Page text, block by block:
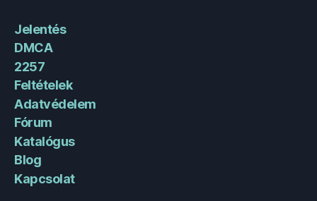
Jelentés
DMCA
2257
Feltételek
Adatvédelem
Fórum
Katalógus
Blog
Kapcsolat